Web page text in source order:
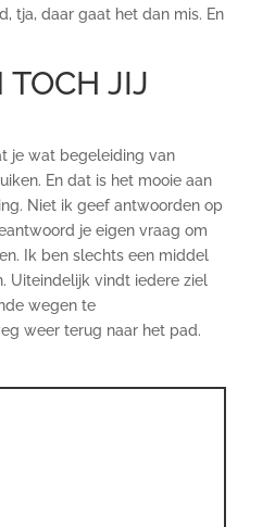
tja, daar gaat het dan mis. En
JIJ
je wat begeleiding van
En dat is het mooie aan
Niet ik geef antwoorden op
je eigen vraag om
Ik ben slechts een middel
Uiteindelijk vindt iedere ziel
wegen te
weer terug naar het pad.